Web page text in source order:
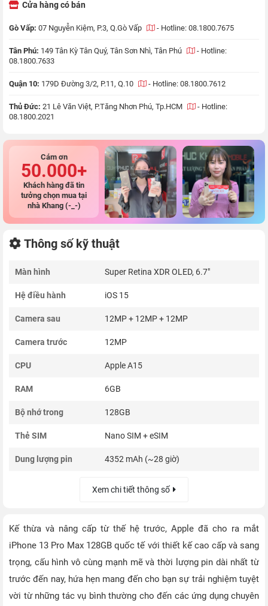
Cửa hàng có bán
Gò Vấp: 07 Nguyễn Kiệm, P.3, Q.Gò Vấp - Hotline: 08.1800.7675
Tân Phú: 149 Tân Kỳ Tân Quý, Tân Sơn Nhì, Tân Phú - Hotline:
08.1800.7633
Quận 10: 179D Đường 3/2, P.11, Q.10 - Hotline: 08.1800.7612
Thủ Đức: 21 Lê Văn Việt, P.Tăng Nhơn Phú, Tp.HCM - Hotline:
08.1800.2021
Cám ơn
50.000+
Khách hàng đã tin
tưởng chọn mua tại
nhà Khang (-_-)
Kế thừa và nâng cấp từ thế hệ trước, Apple đã cho ra mắt
iPhone 13 Pro Max 128GB quốc tế với thiết kế cao cấp và sang
trọng, cấu hình vô cùng mạnh mẽ và thời lượng pin dài nhất từ
trước đến nay, hứa hẹn mang đến cho bạn sự trải nghiệm tuyệt
vời từ những tác vụ bình thường cho đến các ứng dụng chuyên
Thông số kỹ thuật
Màn hình Super Retina XDR OLED, 6.7"
Hệ điều hành iOS 15
Camera sau 12MP + 12MP + 12MP
Camera trước 12MP
CPU Apple A15
RAM 6GB
Bộ nhớ trong 128GB
Thẻ SIM Nano SIM + eSIM
Dung lượng pin 4352 mAh (~28 giờ)
Xem chi tiết thông số